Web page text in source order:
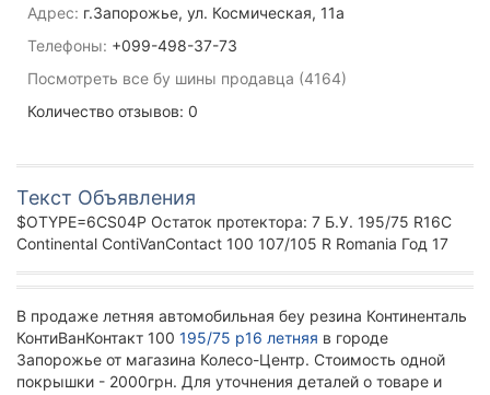
Адрес: г.Запорожье, ул. Космическая, 11а
Телефоны: +099-498-37-73
Посмотреть все бу шины продавца (4164)
Количество отзывов: 0
Текст Объявления
$OTYPE=6CS04P Остаток протектора: 7 Б.У. 195/75 R16C
Continental ContiVanContact 100 107/105 R Romania Год 17
В продаже летняя автомобильная беу резина Континенталь
КонтиВанКонтакт 100 195/75 р16 летняя в городе
Запорожье от магазина Колесо-Центр. Стоимость одной
покрышки - 2000грн. Для уточнения деталей о товаре и